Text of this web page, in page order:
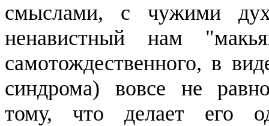
смыслами, с чужими
ненавистный нам "
самотождественного, в
синдрома) вовсе не
тому, что делает его